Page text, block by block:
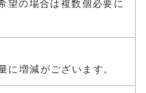
望の場合は複数個必要に
に増減がございます。